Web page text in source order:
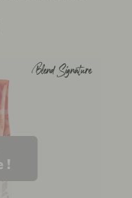
Blend Signature
!
Blend Signature